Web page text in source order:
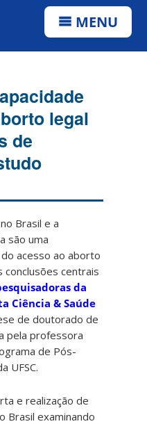
MENU
legal
de
Brasil e a
são uma
acesso ao aborto
conclusões centrais
da
Ciência & Saúde
de doutorado de
pela professora
de Pós-
UFSC.
e realização de
Brasil examinando